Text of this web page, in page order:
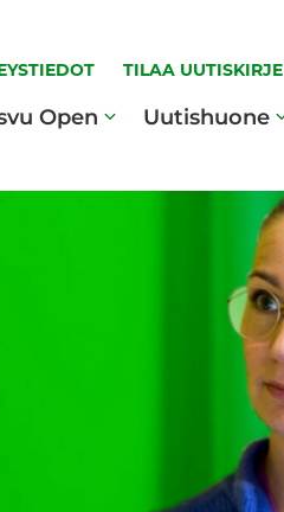
TILAA UUTISKIRJE
Open Uutishuone